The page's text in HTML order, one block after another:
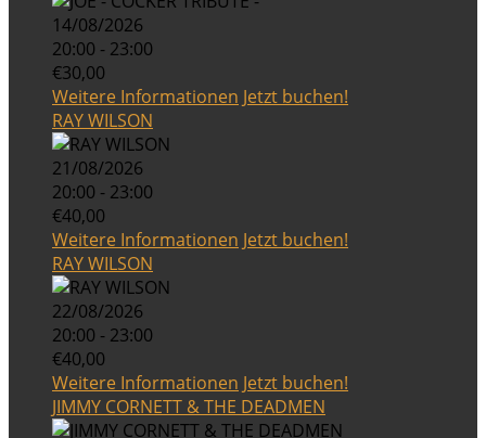
14/08/2026
20:00 - 23:00
€30,00
Weitere Informationen Jetzt buchen!
RAY WILSON
21/08/2026
20:00 - 23:00
€40,00
Weitere Informationen Jetzt buchen!
RAY WILSON
22/08/2026
20:00 - 23:00
€40,00
Weitere Informationen Jetzt buchen!
JIMMY CORNETT & THE DEADMEN